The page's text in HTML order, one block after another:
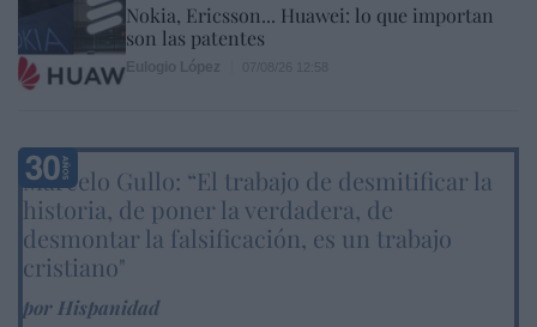
Nokia, Ericsson... Huawei: lo que importan
son las patentes
Marcelo Gullo: “El trabajo de desmitificar la
historia, de poner la verdadera, de
desmontar la falsificación, es un trabajo
cristiano"
por Hispanidad